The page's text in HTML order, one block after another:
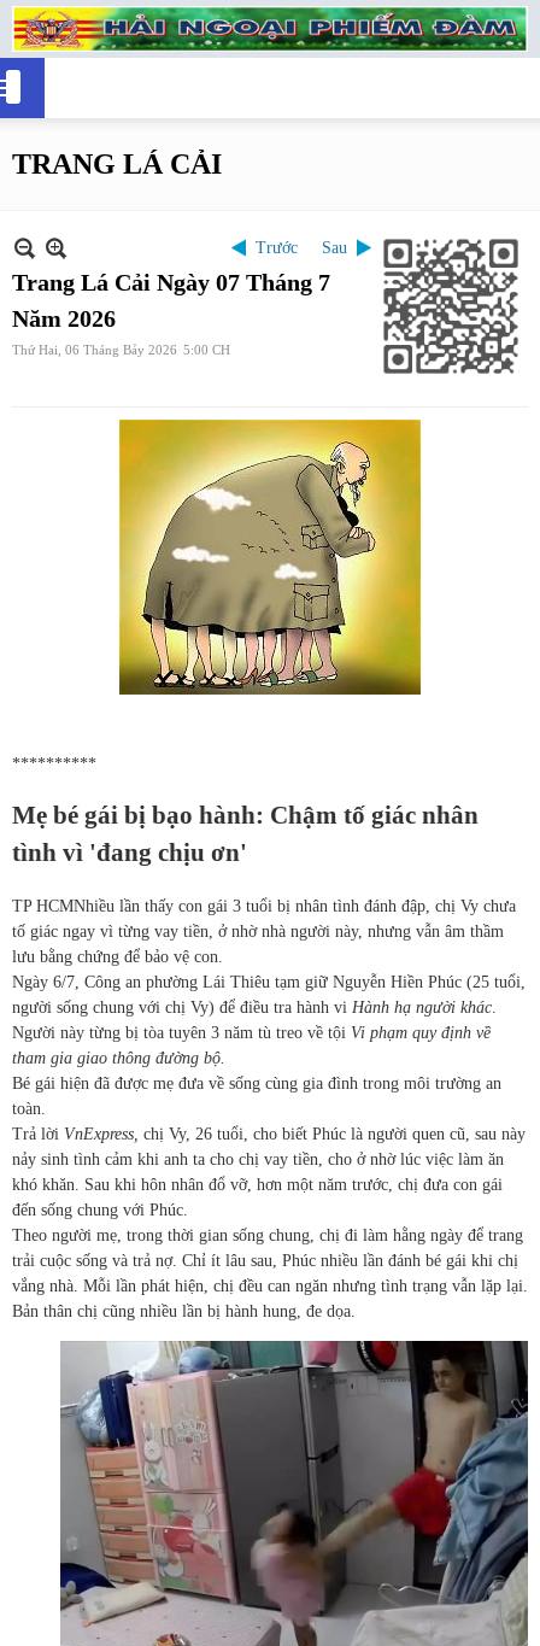
TRANG LÁ CẢI
Trước Sau
Trang Lá Cải Ngày 07 Tháng 7
Năm 2026
Thứ Hai, 06 Tháng Bảy 2026 5:00 CH
**********
Mẹ bé gái bị bạo hành: Chậm tố giác nhân
tình vì 'đang chịu ơn'
TP HCMNhiều lần thấy con gái 3 tuổi bị nhân tình đánh đập, chị Vy chưa
tố giác ngay vì từng vay tiền, ở nhờ nhà người này, nhưng vẫn âm thầm
lưu bằng chứng để bảo vệ con.
Ngày 6/7, Công an phường Lái Thiêu tạm giữ Nguyễn Hiền Phúc (25 tuổi,
người sống chung với chị Vy) để điều tra hành vi Hành hạ người khác
Người này từng bị tòa tuyên 3 năm tù treo về tội Vi phạm quy định về
tham gia giao thông đường bộ.
Bé gái hiện đã được mẹ đưa về sống cùng gia đình trong môi trường an
toàn.
Trả lời VnExpress, chị Vy, 26 tuổi, cho biết Phúc là người quen cũ, sau này
nảy sinh tình cảm khi anh ta cho chị vay tiền, cho ở nhờ lúc việc làm ăn
khó khăn. Sau khi hôn nhân đổ vỡ, hơn một năm trước, chị đưa con gái
đến sống chung với Phúc.
Theo người mẹ, trong thời gian sống chung, chị đi làm hằng ngày để trang
trải cuộc sống và trả nợ. Chỉ ít lâu sau, Phúc nhiều lần đánh bé gái khi chị
vắng nhà. Mỗi lần phát hiện, chị đều can ngăn nhưng tình trạng vẫn lặp lại.
Bản thân chị cũng nhiều lần bị hành hung, đe dọa.